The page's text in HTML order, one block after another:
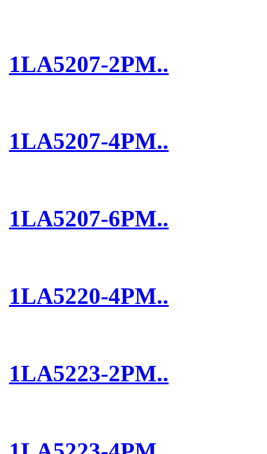
1LA5207-2PM..
1LA5207-4PM..
1LA5207-6PM..
1LA5220-4PM..
1LA5223-2PM..